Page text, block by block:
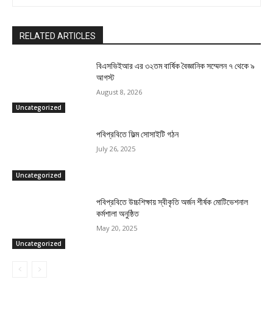
RELATED ARTICLES
Uncategorized
বিএসভিইআর এর ৩২তম বার্ষিক বৈজ্ঞানিক সম্মেলন ৭ থেকে ৯
আগস্ট
August 8, 2026
Uncategorized
পবিপ্রবিতে ফিল্ম সোসাইটি গঠন
July 26, 2025
Uncategorized
পবিপ্রবিতে উচ্চশিক্ষায় স্বীকৃতি অর্জন শীর্ষক মোটিভেশনাল
কর্মশালা অনুষ্ঠিত
May 20, 2025